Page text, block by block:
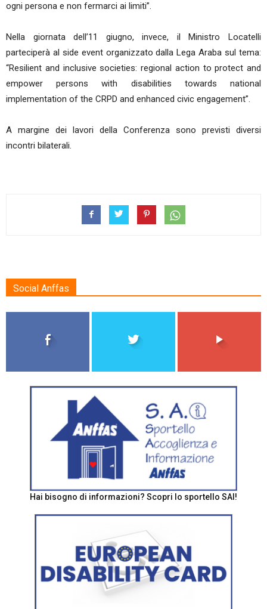
ogni persona e non fermarci ai limiti”.
Nella giornata dell’11 giugno, invece, il Ministro Locatelli
parteciperà al side event organizzato dalla Lega Araba sul tema:
“Resilient and inclusive societies: regional action to protect and
empower persons with disabilities towards national
implementation of the CRPD and enhanced civic engagement”.
A margine dei lavori della Conferenza sono previsti diversi
incontri bilaterali.
Social Anffas
Hai bisogno di informazioni? Scopri lo sportello SAI!